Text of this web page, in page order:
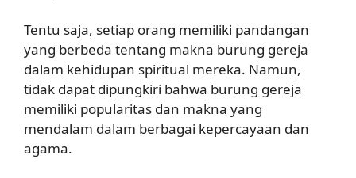
Tentu saja, setiap orang memiliki pandangan
yang berbeda tentang makna burung gereja
dalam kehidupan spiritual mereka. Namun,
tidak dapat dipungkiri bahwa burung gereja
memiliki popularitas dan makna yang
mendalam dalam berbagai kepercayaan dan
agama.